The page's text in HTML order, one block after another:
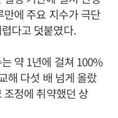
에 주요 지수가 극단
다고 덧붙였다.
약 1년에 걸쳐 100%
해 다섯 배 넘게 올랐
조정에 취약했던 상